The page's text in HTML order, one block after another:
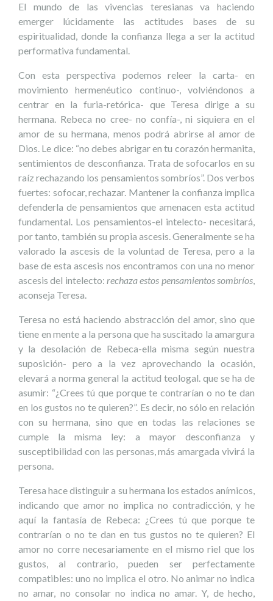
El mundo de las vivencias teresianas va haciendo
emerger lúcidamente las actitudes bases de su
espiritualidad, donde la confianza llega a ser la actitud
performativa fundamental.
Con esta perspectiva podemos releer la carta- en
movimiento hermenéutico continuo-, volviéndonos a
centrar en la furia-retórica- que Teresa dirige a su
hermana. Rebeca no cree- no confía-, ni siquiera en el
amor de su hermana, menos podrá abrirse al amor de
Dios. Le dice: “no debes abrigar en tu corazón hermanita,
sentimientos de desconfianza. Trata de sofocarlos en su
raíz rechazando los pensamientos sombríos”. Dos verbos
fuertes: sofocar, rechazar. Mantener la confianza implica
defenderla de pensamientos que amenacen esta actitud
fundamental. Los pensamientos-el intelecto- necesitará,
por tanto, también su propia ascesis. Generalmente se ha
valorado la ascesis de la voluntad de Teresa, pero a la
base de esta ascesis nos encontramos con una no menor
ascesis del intelecto: rechaza estos pensamientos sombríos,
aconseja Teresa.
Teresa no está haciendo abstracción del amor, sino que
tiene en mente a la persona que ha suscitado la amargura
y la desolación de Rebeca-ella misma según nuestra
suposición- pero a la vez aprovechando la ocasión,
elevará a norma general la actitud teologal. que se ha de
asumir: “¿Crees tú que porque te contrarían o no te dan
en los gustos no te quieren?”. Es decir, no sólo en relación
con su hermana, sino que en todas las relaciones se
cumple la misma ley: a mayor desconfianza y
susceptibilidad con las personas, más amargada vivirá la
persona.
Teresa hace distinguir a su hermana los estados anímicos,
indicando que amor no implica no contradicción, y he
aquí la fantasía de Rebeca: ¿Crees tú que porque te
contrarían o no te dan en tus gustos no te quieren? El
amor no corre necesariamente en el mismo riel que los
gustos, al contrario, pueden ser perfectamente
compatibles: uno no implica el otro. No animar no indica
no amar, no consolar no indica no amar. Y, de hecho,